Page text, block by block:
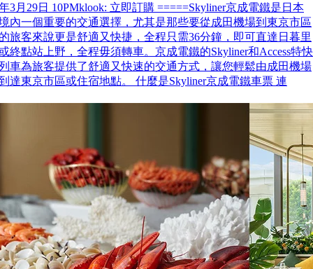
3月29日 10PMklook: 立即訂購 =====Skyliner京成電鐵是日本
內一個重要的交通選擇，尤其是那些要從成田機場到東京市區
旅客來說更是舒適又快捷，全程只需36分鐘，即可直達日暮里
終點站上野，全程毋須轉車。京成電鐵的Skyliner和Access特快
車為旅客提供了舒適又快速的交通方式，讓您輕鬆由成田機場
達東京市區或住宿地點。 什麼是Skyliner京成電鐵車票 連